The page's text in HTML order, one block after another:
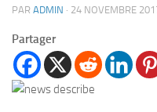
PAR ADMIN · 24 NOVEMBRE
Partager